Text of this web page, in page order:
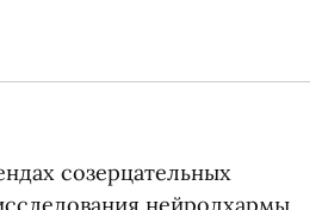
созерцательных
нейродхармы